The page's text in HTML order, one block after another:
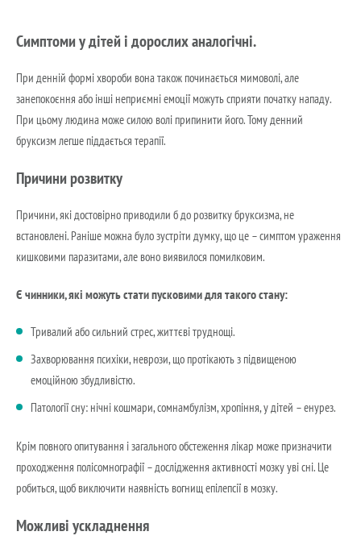
Симптоми у дітей і дорослих аналогічні.
При денній формі хвороби вона також починається мимоволі, але
занепокоєння або інші неприємні емоції можуть сприяти початку нападу.
При цьому людина може силою волі припинити його. Тому денний
бруксизм легше піддається терапії.
Причини розвитку
Причини, які достовірно приводили б до розвитку бруксизма, не
встановлені. Раніше можна було зустріти думку, що це – симптом ураження
кишковими паразитами, але воно виявилося помилковим.
Є чинники, які можуть стати пусковими для такого стану:
Тривалий або сильний стрес, життєві труднощі.
Захворювання психіки, неврози, що протікають з підвищеною
емоційною збудливістю.
Патології сну: нічні кошмари, сомнамбулізм, хропіння, у дітей – енурез.
Крім повного опитування і загального обстеження лікар може призначити
проходження полісомнографії – дослідження активності мозку уві сні. Це
робиться, щоб виключити наявність вогнищ епілепсії в мозку.
Можливі ускладнення